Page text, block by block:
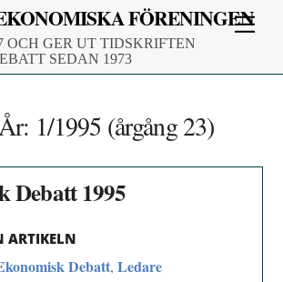
FÖRENINGEN
OCH GER UT TIDSKRIFTEN
SEDAN 1973
1/1995 (årgång 23)
Debatt 1995
ARTIKELN
Debatt,Ledare